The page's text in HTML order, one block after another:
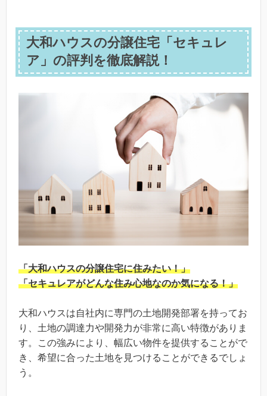
大和ハウスの分譲住宅「セキュレ
ア」の評判を徹底解説！
「大和ハウスの分譲住宅に住みたい！」
「セキュレアがどんな住み心地なのか気になる！」
大和ハウスは自社内に専門の土地開発部署を持ってお
り、土地の調達力や開発力が非常に高い特徴がありま
す。この強みにより、幅広い物件を提供することがで
き、希望に合った土地を見つけることができるでしょ
う。